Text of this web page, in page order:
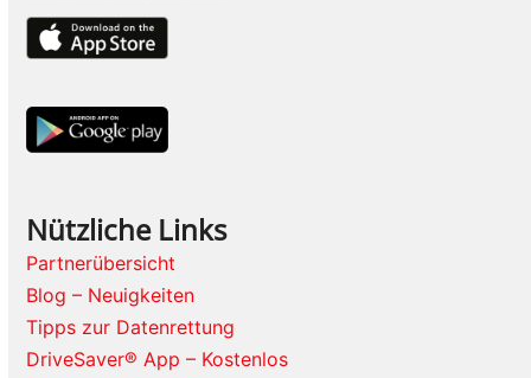
Nützliche Links
Partnerübersicht
Blog – Neuigkeiten
Tipps zur Datenrettung
DriveSaver® App – Kostenlos